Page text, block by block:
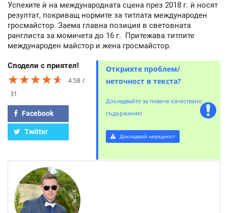
Успехите ѝ на международната сцена през 2018 г. ѝ носят
резултат, покриващ нормите за титлата международен
гросмайстор. Заема главна позиция в световната
ранглиста за момичета до 16 г. Притежава титлите
международен майстор и жена гросмайстор.
Сподели с приятел!
★★★★★
★★★★★
★★★★★
4.58
31
Facebook
Twitter
Открихте проблем/
неточност в текста?
Докладвайте за повече качествено
съдържание!
Докладвай нередност